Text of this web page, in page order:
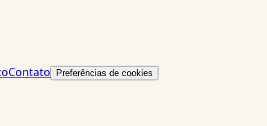
Contato Preferências de cookies